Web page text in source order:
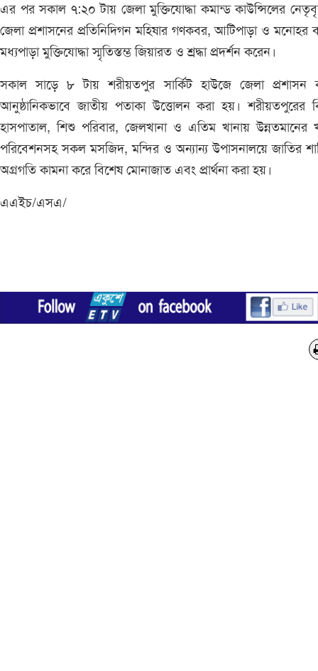
এর পর সকাল ৭:২০ টায় জেলা মুক্তিযোদ্ধা কমান্ড কাউন্সিলের
জেলা প্রশাসনের প্রতিনিদিগন মহিষার গণকবর, আটিপাড়া ও মনোহর
মধ্যপাড়া মুক্তিযোদ্ধা স্মৃতিস্তম্ভ জিয়ারত ও শ্রদ্ধা প্রদর্শন করেন।
সকাল সাড়ে ৮ টায় শরীয়তপুর সার্কিট হাউজে জেলা প্রশাসন
আনুষ্ঠানিকভাবে জাতীয় পতাকা উত্তোলন করা হয়। শরীয়তপুরের
হাসপাতাল, শিশু পরিবার, জেলখানা ও এতিম খানায় উন্নতমানের
পরিবেশনসহ সকল মসজিদ, মন্দির ও অন্যান্য উপাসনালয়ে জাতির
অগ্রগতি কামনা করে বিশেষ মোনাজাত এবং প্রার্থনা করা হয়।
এএইচ/এসএ/